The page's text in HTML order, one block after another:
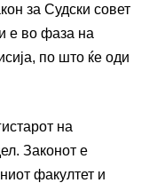
за Судски совет
е во фаза на
по што ќе оди
на
Законот е
факултет и